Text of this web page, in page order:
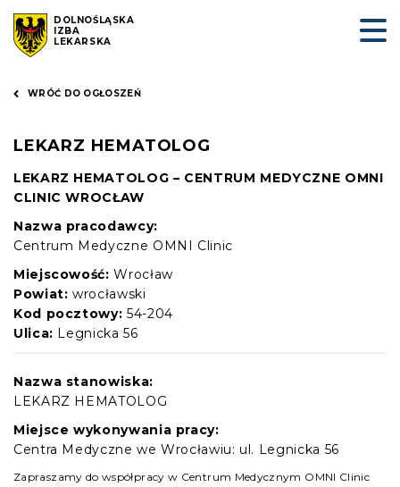
DOLNOŚLĄSKA
IZBA
LEKARSKA
WRÓĆ DO OGŁOSZEŃ
LEKARZ HEMATOLOG
LEKARZ HEMATOLOG – CENTRUM MEDYCZNE OMNI
CLINIC WROCŁAW
Nazwa pracodawcy:
Centrum Medyczne OMNI Clinic
Miejscowość: Wrocław
Powiat: wrocławski
Kod pocztowy: 54-204
Ulica: Legnicka 56
Nazwa stanowiska:
LEKARZ HEMATOLOG
Miejsce wykonywania pracy:
Centra Medyczne we Wrocławiu: ul. Legnicka 56
Zapraszamy do współpracy w Centrum Medycznym OMNI Clinic